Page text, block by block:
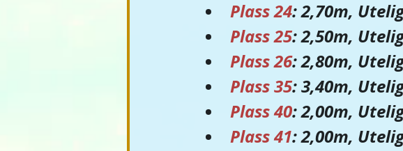
Plass 24: 2,70m,
Plass 25: 2,50m,
Plass 26: 2,80m,
Plass 35: 3,40m,
Plass 40: 2,00m,
Plass 41: 2,00m,